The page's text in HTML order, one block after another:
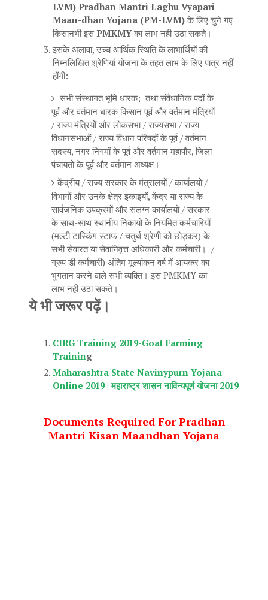
LVM) Pradhan Mantri Laghu Vyapari
Maan-dhan Yojana (PM-LVM) के लिए चुने गए
किसानभी इस PMKMYका लाभ नही उठा सकते।
इसके अलावा, उच्च आर्थिक स्थिति के लाभार्थियों की
निम्नलिखित श्रेणियां योजना के तहत लाभ के लिए पात्र नहीं
होंगी:
सभी संस्थागत भूमि धारक; तथा संवैधानिक पदों के
पूर्व और वर्तमान धारक किसान पूर्व और वर्तमान मंत्रियों
/ राज्य मंत्रियों और लोकसभा / राज्यसभा / राज्य
विधानसभाओं / राज्य विधान परिषदों के पूर्व / वर्तमान
सदस्य, नगर निगमों के पूर्व और वर्तमान महापौर, जिला
पंचायतों के पूर्व और वर्तमान अध्यक्ष।
केंद्रीय / राज्य सरकार के मंत्रालयों / कार्यालयों /
विभागों और उनके क्षेत्र इकाइयों, केंद्र या राज्य के
सार्वजनिक उपक्रमों और संलग्न कार्यालयों / सरकार
के साथ-साथ स्थानीय निकायों के नियमित कर्मचारियों
(मल्टी टास्किंग स्टाफ / चतुर्थ श्रेणी को छोड़कर) के
सभी सेवारत या सेवानिवृत्त अधिकारी और कर्मचारी। /
ग्रुप डी कर्मचारी) अंतिम मूल्यांकन वर्ष में आयकर का
भुगतान करने वाले सभी व्यक्ति। इस PMKMY का
लाभ नही उठा सकते।
ये भी जरूर पढ़ें।
CIRG Training 2019-Goat Farming
Training
Maharashtra State Navinypurn Yojana
Online 2019 | महाराष्ट्र शासन नाविन्यपूर्ण योजना 2019
Documents Required For Pradhan
Mantri Kisan Maandhan Yojana